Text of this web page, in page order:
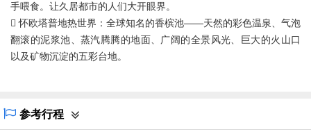
手喂食。让久居都市的人们大开眼界。
 怀欧塔普地热世界：全球知名的香槟池——天然的彩色温泉、气泡
翻滚的泥浆池、蒸汽腾腾的地面、广阔的全景风光、巨大的火山口
以及矿物沉淀的五彩台地。
参考行程